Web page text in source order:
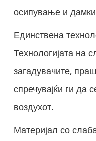
осипување и
Единствена
Технологијата на
загадувачите,
спречувајќи ги да
воздухот.
Материјал со